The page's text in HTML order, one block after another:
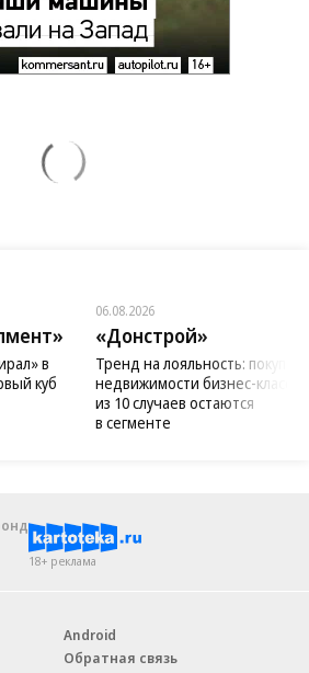
в
куб
06.08.2026
«Донстрой»
Тренд на лояльность:
недвижимости бизнес-класса
из 10 случаев остаются
в сегменте
18+ реклама
Android
Обратная связь